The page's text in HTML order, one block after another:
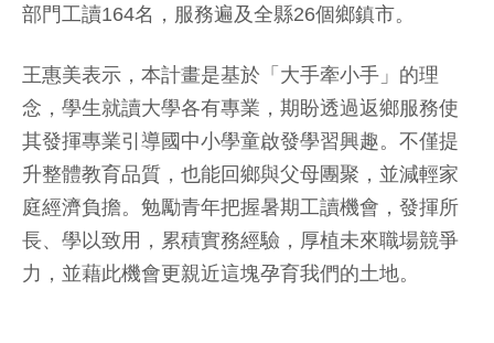
部門工讀164名，服務遍及全縣26個鄉鎮市。
王惠美表示，本計畫是基於「大手牽小手」的理
念，學生就讀大學各有專業，期盼透過返鄉服務使
其發揮專業引導國中小學童啟發學習興趣。不僅提
升整體教育品質，也能回鄉與父母團聚，並減輕家
庭經濟負擔。勉勵青年把握暑期工讀機會，發揮所
長、學以致用，累積實務經驗，厚植未來職場競爭
力，並藉此機會更親近這塊孕育我們的土地。